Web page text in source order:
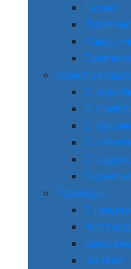
Техно
Прованс
С
С
С
С
С
Размеры
Низкие